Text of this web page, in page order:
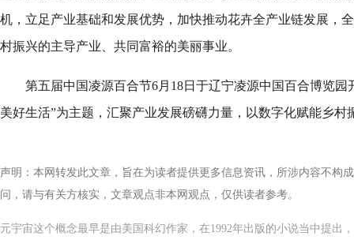
机，立足产业基础和发展优势，加快推动花卉全产业链发展，
村振兴的主导产业、共同富裕的美丽事业。
第五届中国凌源百合节6月18日于辽宁凌源中国百合博览园
美好生活”为主题，汇聚产业发展磅礴力量，以数字化赋能乡村
声明：本网转发此文章，旨在为读者提供更多信息资讯，所涉内容不构
问，请与有关方核实，文章观点非本网观点，仅供读者参考。
元宇宙这个概念最早是由美国科幻作家，在1992年出版的小说当中提出